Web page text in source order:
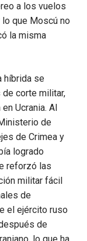
a los vuelos
que Moscú no
la misma
híbrida se
corte militar,
Ucrania. Al
de
de Crimea y
logrado
reforzó las
militar fácil
de
el ejército ruso
de